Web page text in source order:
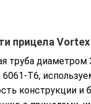
прицела
труба диаметром
6061-Т6,
конструкции и